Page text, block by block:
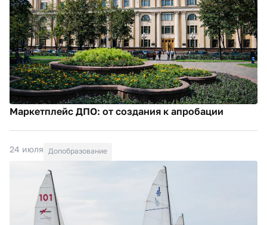
Маркетплейс ДПО: от создания к апробации
24 июля Допобразование